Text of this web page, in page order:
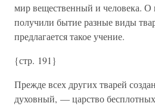
мир вещественный и человека. О
получили бытие разные виды
предлагается такое учение.
{стр. 191}
Прежде всех других тварей
духовный, — царство